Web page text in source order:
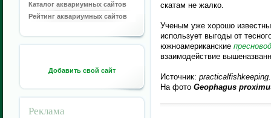
Каталог аквариумных сайтов
Рейтинг аквариумных сайтов
Добавить свой сайт
Реклама
скатам не жалко.
Ученым уже хорошо
использует выгоды от
южноамериканские
взаимодействие
Источник:
На фото Geophagus